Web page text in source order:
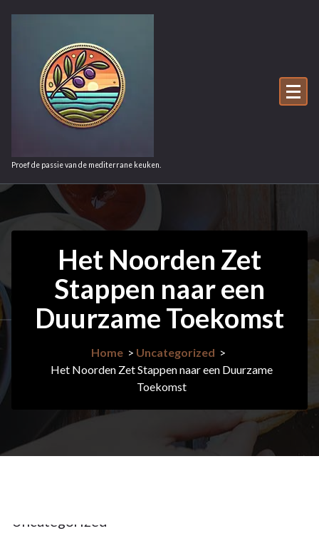
Proef de passie van de mediterrane keuken.
Het Noorden Zet
Stappen naar een
Duurzame Toekomst
Home > Uncategorized >
Het Noorden Zet Stappen naar een Duurzame
Toekomst
19jun
Uncategorized